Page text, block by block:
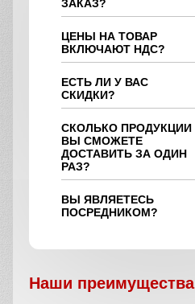
ЗАКАЗ?
ЦЕНЫ НА ТОВАР
ВКЛЮЧАЮТ НДС?
ЕСТЬ ЛИ У ВАС
СКИДКИ?
СКОЛЬКО ПРОДУКЦИИ
ВЫ СМОЖЕТЕ
ДОСТАВИТЬ ЗА ОДИН
РАЗ?
ВЫ ЯВЛЯЕТЕСЬ
ПОСРЕДНИКОМ?
Наши преимущества